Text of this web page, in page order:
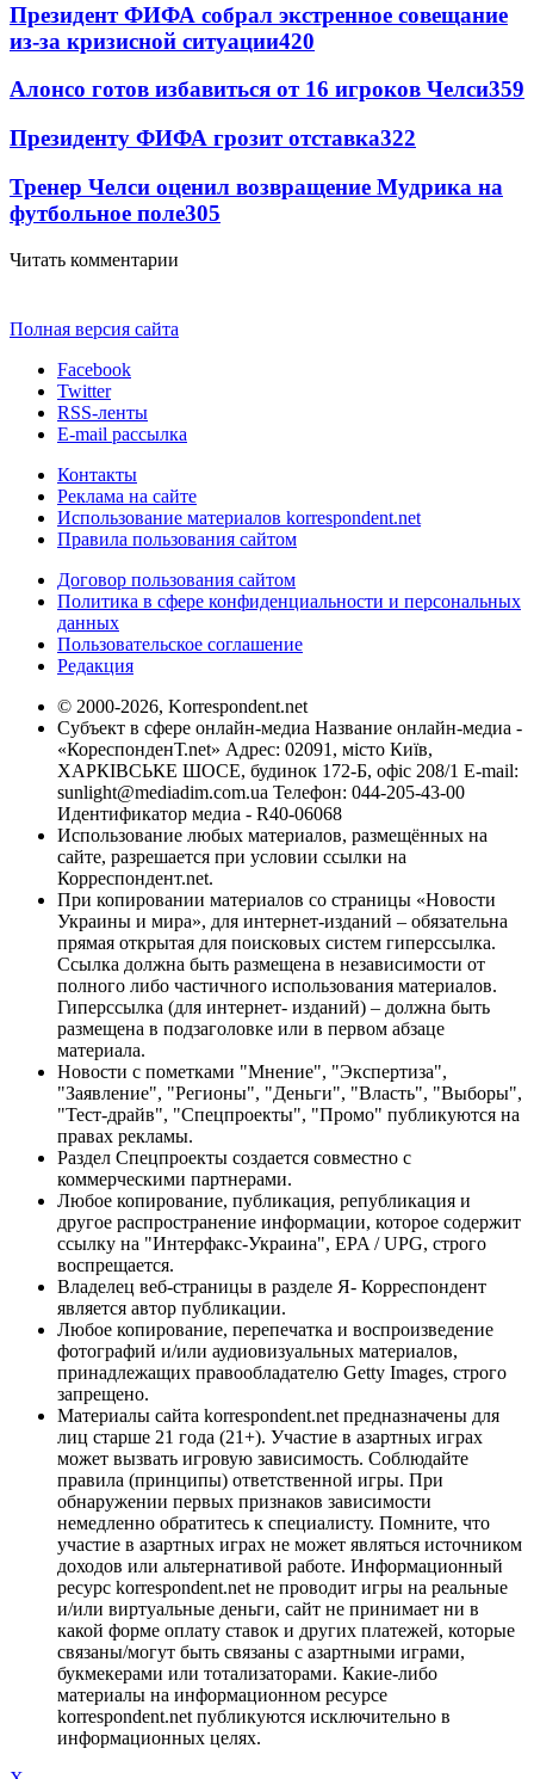
Президент ФИФА собрал экстренное совещание
из-за кризисной ситуации420
Алонсо готов избавиться от 16 игроков Челси359
Президенту ФИФА грозит отставка322
Тренер Челси оценил возвращение Мудрика на
футбольное поле305
Читать комментарии
Полная версия сайта
Facebook
Twitter
RSS-ленты
E-mail рассылка
Контакты
Реклама на сайте
Использование материалов korrespondent.net
Правила пользования сайтом
Договор пользования сайтом
Политика в сфере конфиденциальности и персональных
данных
Пользовательское соглашение
Редакция
© 2000-2026, Korrespondent.net
Субъект в сфере онлайн-медиа Название онлайн-медиа -
«КореспонденТ.net» Адрес: 02091, місто Київ,
ХАРКІВСЬКЕ ШОСЕ, будинок 172-Б, офіс 208/1 E-mail:
sunlight@mediadim.com.ua Телефон: 044-205-43-00
Идентификатор медиа - R40-06068
Использование любых материалов, размещённых на
сайте, разрешается при условии ссылки на
Корреспондент.net.
При копировании материалов со страницы «Новости
Украины и мира», для интернет-изданий – обязательна
прямая открытая для поисковых систем гиперссылка.
Ссылка должна быть размещена в независимости от
полного либо частичного использования материалов.
Гиперссылка (для интернет- изданий) – должна быть
размещена в подзаголовке или в первом абзаце
материала.
Новости с пометками "Мнение", "Экспертиза",
"Заявление", "Регионы", "Деньги", "Власть", "Выборы",
"Тест-драйв", "Спецпроекты", "Промо" публикуются на
правах рекламы.
Раздел Спецпроекты создается совместно с
коммерческими партнерами.
Любое копирование, публикация, републикация и
другое распространение информации, которое содержит
ссылку на "Интерфакс-Украина", EPA / UPG, строго
воспрещается.
Владелец веб-страницы в разделе Я- Корреспондент
является автор публикации.
Любое копирование, перепечатка и воспроизведение
фотографий и/или аудиовизуальных материалов,
принадлежащих правообладателю Getty Images, строго
запрещено.
Материалы сайта korrespondent.net предназначены для
лиц старше 21 года (21+). Участие в азартных играх
может вызвать игровую зависимость. Соблюдайте
правила (принципы) ответственной игры. При
обнаружении первых признаков зависимости
немедленно обратитесь к специалисту. Помните, что
участие в азартных играх не может являться источником
доходов или альтернативой работе. Информационный
ресурс korrespondent.net не проводит игры на реальные
и/или виртуальные деньги, сайт не принимает ни в
какой форме оплату ставок и других платежей, которые
связаны/могут быть связаны с азартными играми,
букмекерами или тотализаторами. Какие-либо
материалы на информационном ресурсе
korrespondent.net публикуются исключительно в
информационных целях.